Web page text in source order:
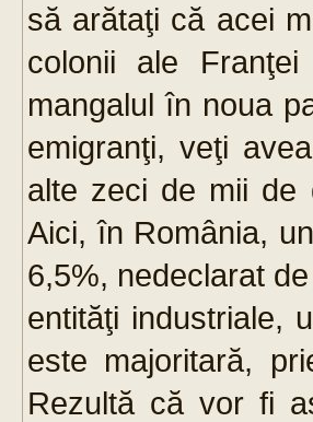
să arătaţi că acei
colonii ale
mangalul în noua
emigranţi, veţi
alte zeci de mii de
Aici, în România,
6,5%, nedeclarat
entităţi industriale,
este majoritară,
Rezultă că vor fi